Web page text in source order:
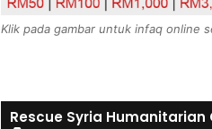
Klik pada gambar untuk infaq online
Rescue Syria